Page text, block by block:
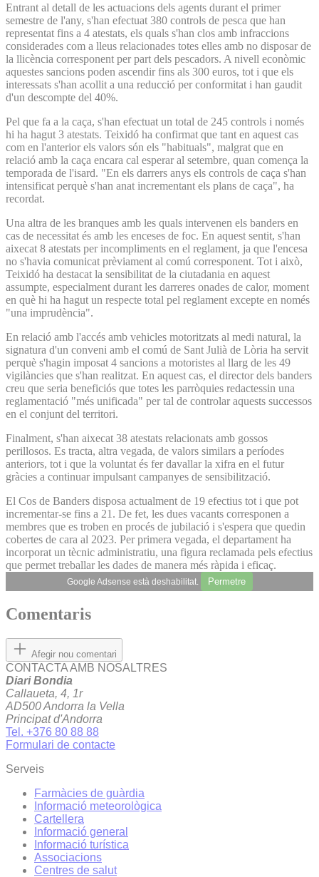
Entrant al detall de les actuacions dels agents durant el primer
semestre de l'any, s'han efectuat 380 controls de pesca que han
representat fins a 4 atestats, els quals s'han clos amb infraccions
considerades com a lleus relacionades totes elles amb no disposar de
la llicència corresponent per part dels pescadors. A nivell econòmic
aquestes sancions poden ascendir fins als 300 euros, tot i que els
interessats s'han acollit a una reducció per conformitat i han gaudit
d'un descompte del 40%.
Pel que fa a la caça, s'han efectuat un total de 245 controls i només
hi ha hagut 3 atestats. Teixidó ha confirmat que tant en aquest cas
com en l'anterior els valors són els "habituals", malgrat que en
relació amb la caça encara cal esperar al setembre, quan comença la
temporada de l'isard. "En els darrers anys els controls de caça s'han
intensificat perquè s'han anat incrementant els plans de caça", ha
recordat.
Una altra de les branques amb les quals intervenen els banders en
cas de necessitat és amb les enceses de foc. En aquest sentit, s'han
aixecat 8 atestats per incompliments en el reglament, ja que l'encesa
no s'havia comunicat prèviament al comú corresponent. Tot i això,
Teixidó ha destacat la sensibilitat de la ciutadania en aquest
assumpte, especialment durant les darreres onades de calor, moment
en què hi ha hagut un respecte total pel reglament excepte en només
"una imprudència".
En relació amb l'accés amb vehicles motoritzats al medi natural, la
signatura d'un conveni amb el comú de Sant Julià de Lòria ha servit
perquè s'hagin imposat 4 sancions a motoristes al llarg de les 49
vigilàncies que s'han realitzat. En aquest cas, el director dels banders
creu que seria beneficiós que totes les parròquies redactessin una
reglamentació "més unificada" per tal de controlar aquests successos
en el conjunt del territori.
Finalment, s'han aixecat 38 atestats relacionats amb gossos
perillosos. Es tracta, altra vegada, de valors similars a períodes
anteriors, tot i que la voluntat és fer davallar la xifra en el futur
gràcies a continuar impulsant campanyes de sensibilització.
El Cos de Banders disposa actualment de 19 efectius tot i que pot
incrementar-se fins a 21. De fet, les dues vacants corresponen a
membres que es troben en procés de jubilació i s'espera que quedin
cobertes de cara al 2023. Per primera vegada, el departament ha
incorporat un tècnic administratiu, una figura reclamada pels efectius
que permet treballar les dades de manera més ràpida i eficaç.
Google Adsense està deshabilitat. Permetre
Comentaris
Afegir nou comentari
CONTACTA AMB NOSALTRES
Diari Bondia
Callaueta, 4, 1r
AD500 Andorra la Vella
Principat d'Andorra
Tel. +376 80 88 88
Formulari de contacte
Serveis
Farmàcies de guàrdia
Informació meteorològica
Cartellera
Informació general
Informació turística
Associacions
Centres de salut